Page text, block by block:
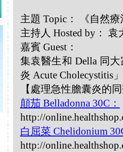
主題 Topic： 《自然
主持人 Hosted by：
嘉賓 Guest：
集袁醫生和 Della 同
炎 Acute Cholecystitis
【處理急性膽囊炎的
顛茄 Belladonna 30C：
http://
白屈菜 Chelidonium
http://